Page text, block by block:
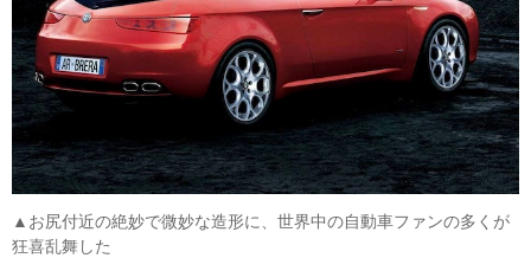
▲お尻付近の絶妙で微妙な造形に、世界中の自動車ファンの多くが
狂喜乱舞した